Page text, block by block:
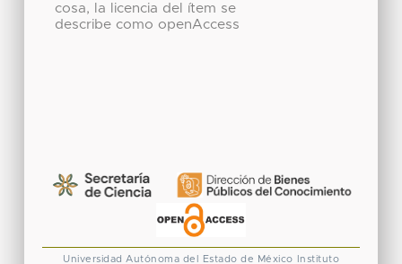
cosa, la licencia del ítem se
describe como openAccess
Universidad Autónoma del Estado de México Instituto